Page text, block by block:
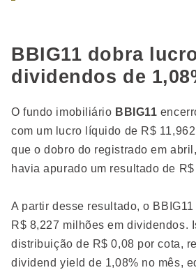
BBIG11 dobra
dividendos de
O fundo imobiliário BBIG11
com um lucro líquido de R$
que o dobro do registrado em
havia apurado um resultado de
A partir desse resultado, o
R$ 8,227 milhões em dividendos.
distribuição de R$ 0,08 por cota,
dividend yield de 1,08% no mês,